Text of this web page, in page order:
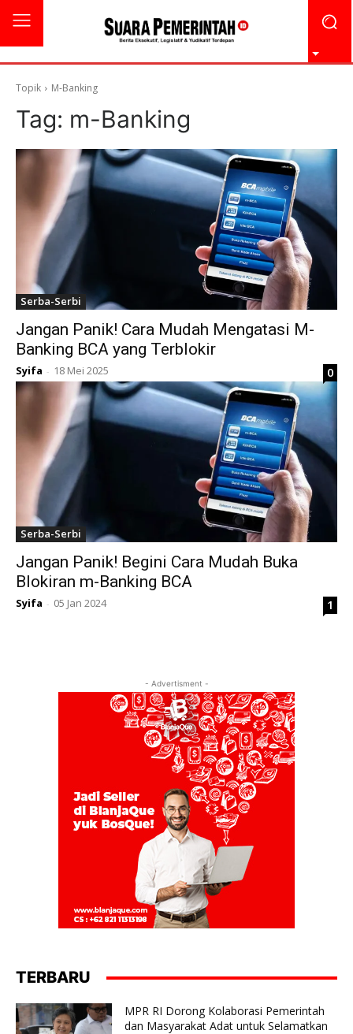
Topik M-Banking
Tag: m-Banking
Serba-Serbi
Jangan Panik! Cara Mudah Mengatasi M-
Banking BCA yang Terblokir
Syifa - 18 Mei 2025 0
Serba-Serbi
Jangan Panik! Begini Cara Mudah Buka
Blokiran m-Banking BCA
Syifa - 05 Jan 2024 1
- Advertisment -
TERBARU
MPR RI Dorong Kolaborasi Pemerintah
dan Masyarakat Adat untuk Selamatkan